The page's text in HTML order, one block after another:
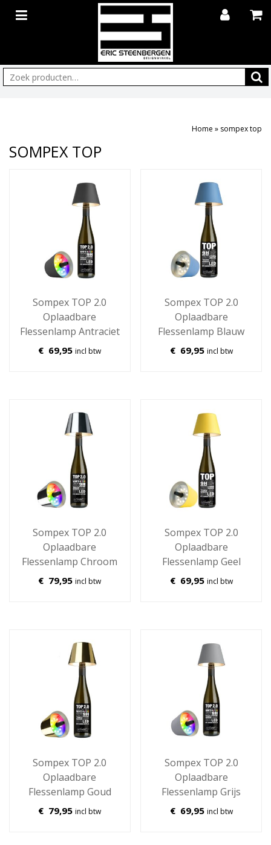
Zoeken:
Home » sompex top
SOMPEX TOP
Sompex TOP 2.0
Oplaadbare
Flessenlamp Antraciet
€ 69,95 incl btw
Sompex TOP 2.0
Oplaadbare
Flessenlamp Blauw
€ 69,95 incl btw
Sompex TOP 2.0
Oplaadbare
Flessenlamp Chroom
€ 79,95 incl btw
Sompex TOP 2.0
Oplaadbare
Flessenlamp Geel
€ 69,95 incl btw
Sompex TOP 2.0
Oplaadbare
Flessenlamp Goud
€ 79,95 incl btw
Sompex TOP 2.0
Oplaadbare
Flessenlamp Grijs
€ 69,95 incl btw